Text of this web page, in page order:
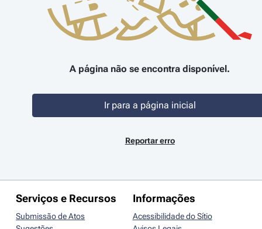
A página não se encontra disponível.
Ir para a página inicial
Reportar erro
Serviços e Recursos
Submissão de Atos
Informações
Acessibilidade do Sítio